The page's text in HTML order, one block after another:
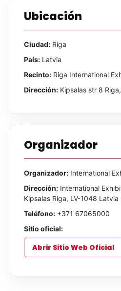
Ubicación
Ciudad: Riga
País: Latvia
Recinto: Riga International
Dirección: Kipsalas str 8
Organizador
Organizador: International
Dirección: International
Kipsalas Riga, LV-1048 Latvia
Teléfono: +371 67065000
Sitio oficial:
Abrir Sitio Web Oficial